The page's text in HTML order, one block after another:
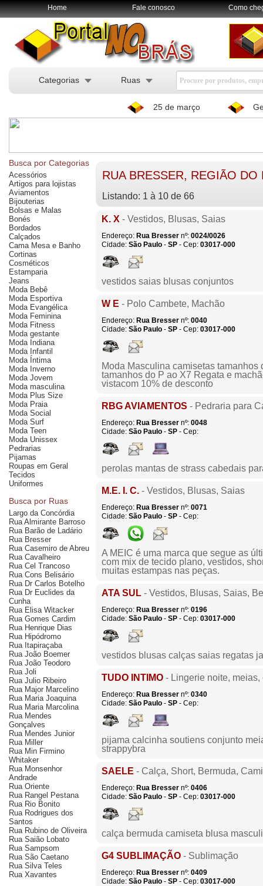
Home Fale conosco Como
Categorias Ruas
25 de março
Busca por Categorias
Acessórios
Artigos para lojistas
Aviamentos
Bijouterias
Bolsas e Malas
Bonés
Bordados
Calçados
Cama Mesa e Banho
Cortinas
Cosméticos
Estamparia
Jeans
Moda Bebê
Moda Esportiva
Moda Evangélica
Moda Feminina
Moda Fitness
Moda gestante
Moda Indiana
Moda Infantil
Moda Íntima
Moda Inverno
Moda Jovem
Moda masculina
Moda Plus Size
Moda Praia
Moda Social
Moda Surf
Moda Teen
Moda Unissex
Pedrarias
Pijamas
Roupas em Geral
Tecidos
Uniformes
Busca por Ruas
Largo da Concórdia
Rua Almirante Barroso
Rua Barão de Ladário
Rua Bresser
Rua Casemiro de Abreu
Rua Cavalheiro
Rua Cel Trancoso
Rua Cons Belisário
Rua Dr Carlos Botelho
Rua Dr Euclides da
Cunha
Rua Elisa Witacker
Rua Gomes Cardim
Rua Henrique Dias
Rua Hipódromo
Rua Itapiraçaba
Rua João Boemer
Rua João Teodoro
Rua Joli
Rua Julio Ribeiro
Rua Major Marcelino
Rua Maria Joaquina
Rua Maria Marcolina
Rua Mendes
Gonçalves
Rua Mendes Junior
Rua Miller
Rua Min Firmino
Whitaker
Rua Monsenhor
Andrade
Rua Oriente
Rua Rangel Pestana
Rua Rio Bonito
Rua Rodrigues dos
Santos
Rua Rubino de Oliveira
Rua Saião Lobato
Rua Sampsom
Rua São Caetano
Rua Silva Teles
Rua Xavantes
RUA BRESSER, REGIÃO DO
Listando: 1 à 10 de 66
K. X - Vestidos, Blusas, Saias
Endereço: Rua Bresser nº: 0024/0026
Cidade: São Paulo - SP - Cep: 03017-000
vestidos saias blusas conjuntos
W E - Polo Cambete, Machão
Endereço: Rua Bresser nº: 0040
Cidade: São Paulo - SP - Cep: 03017-000
Moda Masculina camisetas
tamanhos do P ao X7 Regata e
vistacom 10% de desconto
RBG AVIAMENTOS - Pedraria para
Endereço: Rua Bresser nº: 0048
Cidade: São Paulo - SP - Cep:
perolas mantas de strass cabedais
M.E. I. C. - Vestidos, Blusas, Saias
Endereço: Rua Bresser nº: 0071
Cidade: São Paulo - SP - Cep:
A MEIC é uma marca que segue as
com mix de tecido plano, vestidos,
muitas estampas nas peças.
ATA SUL - Vestidos, Blusas, Saias,
Endereço: Rua Bresser nº: 0196
Cidade: São Paulo - SP - Cep: 03017-000
vestidos blusas calças saias regatas
TUDO INTIMO - Lingerie noite, meias,
Endereço: Rua Bresser nº: 0340
Cidade: São Paulo - SP - Cep:
pijama calcinha soutiens conjunto
strappybra
SAELE - Calça, Short, Bermuda,
Endereço: Rua Bresser nº: 0406
Cidade: São Paulo - SP - Cep: 03017-000
calça bermuda camiseta blusa
G4 SUBLIMAÇÃO - Sublimação
Endereço: Rua Bresser nº: 0409
Cidade: São Paulo - SP - Cep: 03017-000